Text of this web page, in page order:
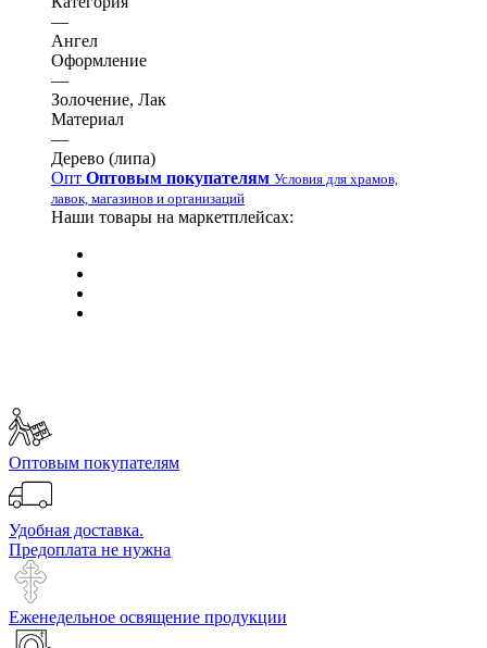
—
Ангел
Оформление
—
Золочение, Лак
Материал
—
Дерево (липа)
Опт Оптовым покупателям Условия для храмов,
лавок, магазинов и организаций
Наши товары на маркетплейсах:
Оптовым покупателям
Удобная доставка.
Предоплата не нужна
Еженедельное освящение продукции